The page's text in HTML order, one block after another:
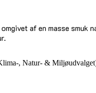
af en masse smuk
, Natur- &